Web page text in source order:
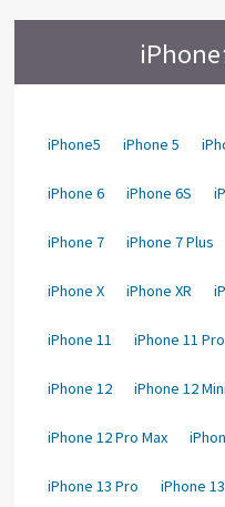
iPhone
iPhone5 iPhone 5
iPhone 6 iPhone 6S
iPhone 7 iPhone 7 Plus
iPhone X iPhone XR
iPhone 11 iPhone 11 Pro
iPhone 12 iPhone 12 Mini
iPhone 12 Pro Max
iPhone 13 Pro iPhone